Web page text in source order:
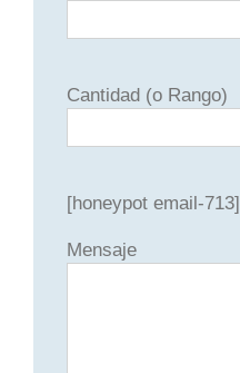
Cantidad (o Rango)
[honeypot email-713]
Mensaje